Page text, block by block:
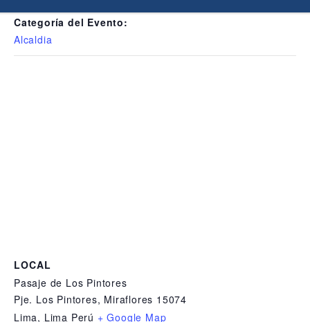
Categoría del Evento:
Alcaldia
LOCAL
Pasaje de Los Pintores
Pje. Los Pintores, Miraflores 15074
Lima, Lima Perú + Google Map